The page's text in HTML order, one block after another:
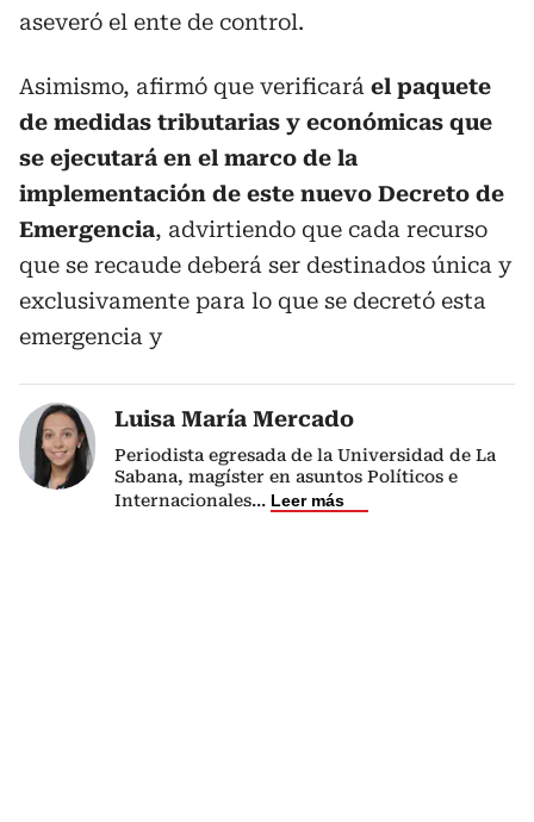
aseveró el ente de control.
Asimismo, afirmó que verificará el paquete
de medidas tributarias y económicas que
se ejecutará en el marco de la
implementación de este nuevo Decreto de
Emergencia, advirtiendo que cada recurso
que se recaude deberá ser destinados única y
exclusivamente para lo que se decretó esta
emergencia y
Luisa María Mercado
Periodista egresada de la Universidad de La
Sabana, magíster en asuntos Políticos e
Internacionales... Leer más